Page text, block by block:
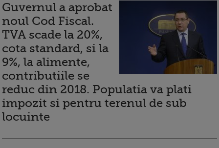
Guvernul a aprobat
noul Cod Fiscal.
TVA scade la 20%,
cota standard, si la
9%, la alimente,
contributiile se
reduc din 2018. Populatia va plati
impozit si pentru terenul de sub
locuinte